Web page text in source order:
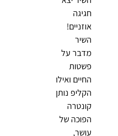
חגיגה
אוזניים!
השיר
מדבר על
פשטות
החיים ואילו
הקליפ נותן
קונטרה
הפוכה של
עושר,